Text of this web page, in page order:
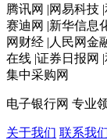
腾讯网 |网易科技
赛迪网 |新华信息
网财经 |人民网金
在线 |证券日报网
集中采购网
电子银行网 专业
关于我们 联系我